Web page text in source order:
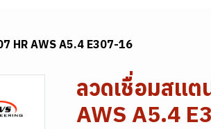
HR AWS A5.4 E307-16
ลวดเชื่อมสแต
AWS A5.4